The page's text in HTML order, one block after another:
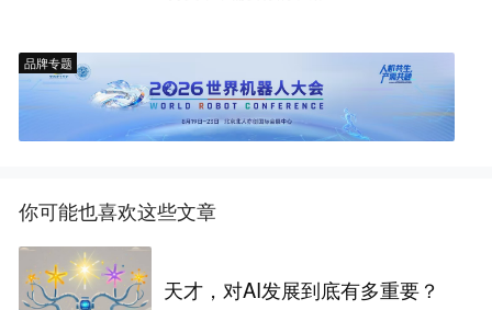
品牌专题
你可能也喜欢这些文章
天才，对AI发展到底有多重要？